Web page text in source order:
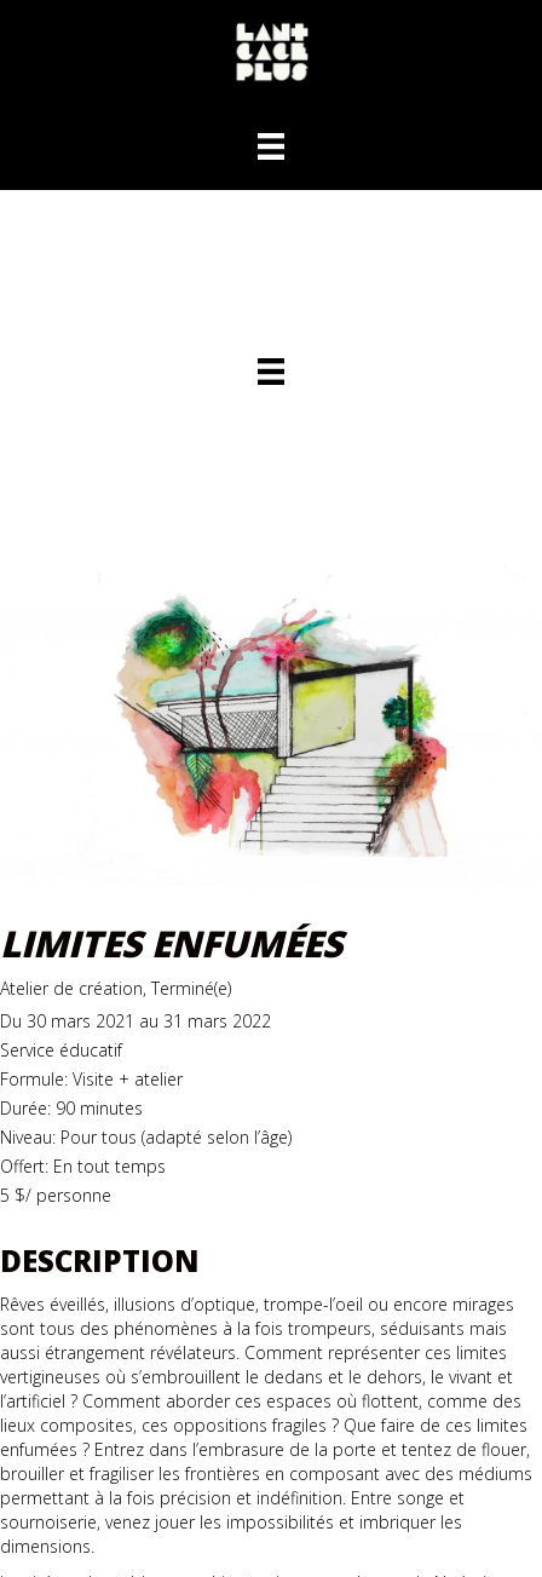
LIMITES ENFUMÉES
Atelier de création, Terminé(e)
Du 30 mars 2021 au 31 mars 2022
Service éducatif
Formule: Visite + atelier
Durée: 90 minutes
Niveau: Pour tous (adapté selon l’âge)
Offert: En tout temps
5 $/ personne
DESCRIPTION
Rêves éveillés, illusions d’optique, trompe-l’oeil ou encore mirages
sont tous des phénomènes à la fois trompeurs, séduisants mais
aussi étrangement révélateurs. Comment représenter ces limites
vertigineuses où s’embrouillent le dedans et le dehors, le vivant et
l’artificiel ? Comment aborder ces espaces où flottent, comme des
lieux composites, ces oppositions fragiles ? Que faire de ces limites
enfumées ? Entrez dans l’embrasure de la porte et tentez de flouer,
brouiller et fragiliser les frontières en composant avec des médiums
permettant à la fois précision et indéfinition. Entre songe et
sournoiserie, venez jouer les impossibilités et imbriquer les
dimensions.